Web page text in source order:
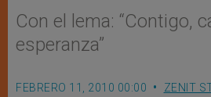
Con el lema: “Contigo,
esperanza”
FEBRERO 11, 2010 00:00 ZENIT